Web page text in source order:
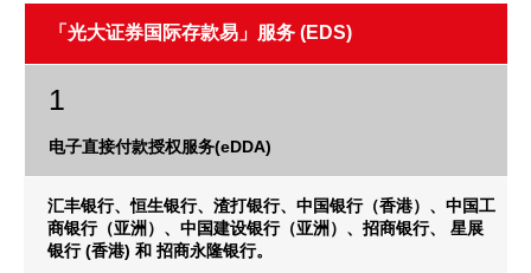
可收回牛熊证
外汇服务
外汇交易
MT4
表格
光证财富高 用户指南
交易示范
「光大证券国际存款易」服务 (EDS)
1
电子直接付款授权服务(eDDA)
汇丰银行、恒生银行、渣打银行、中国银行（香港）、中国工
商银行（亚洲）、中国建设银行（亚洲）、招商银行、 星展
银行 (香港) 和 招商永隆银行。